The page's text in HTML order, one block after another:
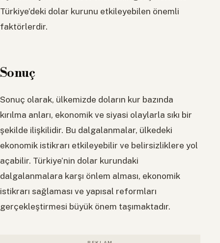
Türkiye’deki dolar kurunu etkileyebilen önemli
faktörlerdir.
Sonuç
Sonuç olarak, ülkemizde doların kur bazında
kırılma anları, ekonomik ve siyasi olaylarla sıkı bir
şekilde ilişkilidir. Bu dalgalanmalar, ülkedeki
ekonomik istikrarı etkileyebilir ve belirsizliklere yol
açabilir. Türkiye’nin dolar kurundaki
dalgalanmalara karşı önlem alması, ekonomik
istikrarı sağlaması ve yapısal reformları
gerçekleştirmesi büyük önem taşımaktadır.